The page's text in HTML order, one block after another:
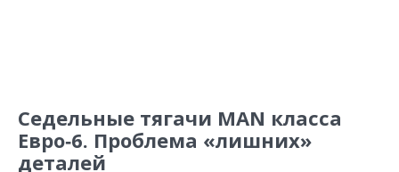
Седельные тягачи MAN класса
Евро‑6. Проблема «лишних»
деталей